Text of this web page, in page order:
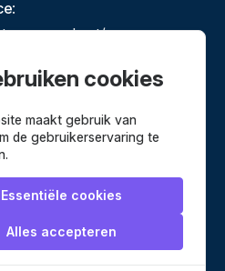
:
op maandag t/m
5140892 of
contactformulier
bereiken.
van dinsdag tot en
cookies
maakt gebruik van
de gebruikerservaring te
Essentiële cookies
Alles accepteren